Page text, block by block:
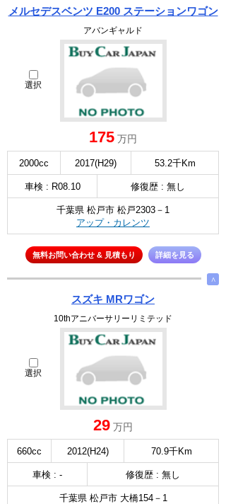
メルセデスベンツ E200 ステーションワゴン
アバンギャルド
選択
175 万円
2000cc 2017(H29) 53.2千Km
車検 : R08.10 修復歴 : 無し
千葉県 松戸市 松戸2303－1
アップ・カレンツ
無料お問い合わせ & 見積もり 詳細を見る
∧
スズキ MRワゴン
10thアニバーサリーリミテッド
選択
29 万円
660cc 2012(H24) 70.9千Km
車検 : - 修復歴 : 無し
千葉県 松戸市 大橋154－1